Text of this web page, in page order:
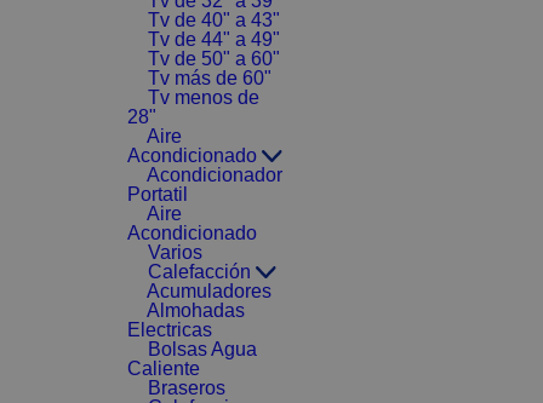
Tv de 40" a 43"
Tv de 44" a 49"
Tv de 50" a 60"
Tv más de 60"
Tv menos de
28"
Aire
Acondicionado
Acondicionador
Portatil
Aire
Acondicionado
Varios
Calefacción
Acumuladores
Almohadas
Electricas
Bolsas Agua
Caliente
Braseros